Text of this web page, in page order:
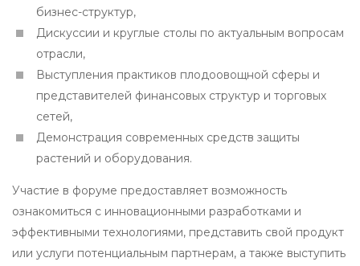
бизнес-структур,
Дискуссии и круглые столы по актуальным вопросам
отрасли,
Выступления практиков плодоовощной сферы и
представителей финансовых структур и торговых
сетей,
Демонстрация современных средств защиты
растений и оборудования.
Участие в форуме предоставляет возможность
ознакомиться с инновационными разработками и
эффективными технологиями, представить свой продукт
или услуги потенциальным партнерам, а также выступить